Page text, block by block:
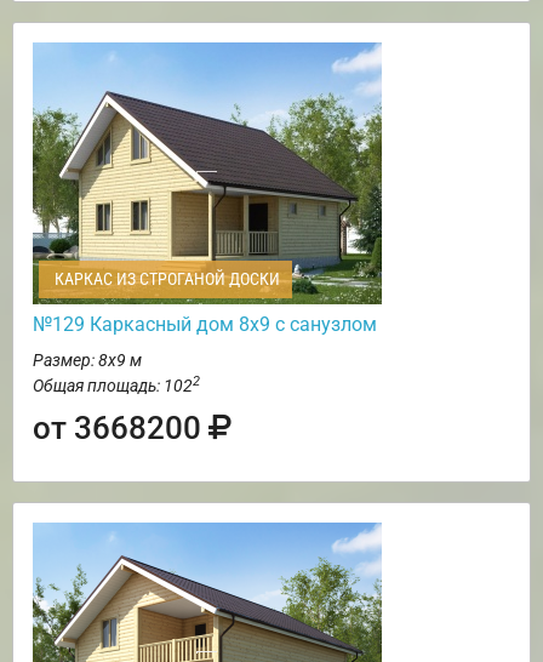
КАРКАС ИЗ СТРОГАНОЙ ДОСКИ
№129 Каркасный дом 8х9 с санузлом
Размер: 8х9 м
Общая площадь: 1022
от 3668200